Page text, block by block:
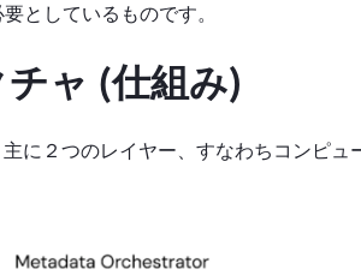
としているものです。
ャ (仕組み)
に２つのレイヤー、すなわちコンピュ